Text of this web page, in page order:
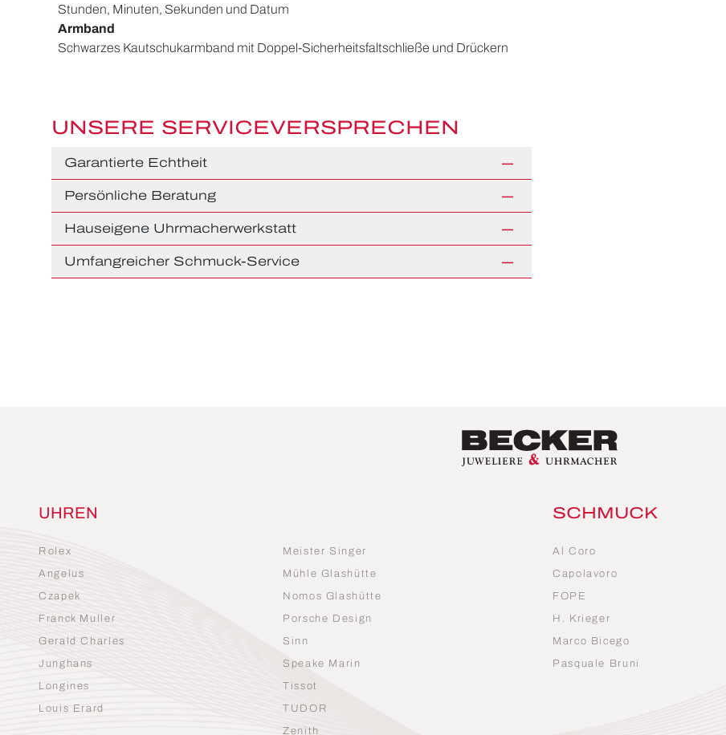
Stunden, Minuten, Sekunden und Datum
Armband
Schwarzes Kautschukarmband mit Doppel-Sicherheitsfaltschließe und Drückern
UNSERE SERVICEVERSPRECHEN
Garantierte Echtheit
Persönliche Beratung
Hauseigene Uhrmacherwerkstatt
Umfangreicher Schmuck-Service
UHREN
Rolex
Angelus
Czapek
Franck Muller
Gerald Charles
Junghans
Longines
Louis Erard
Meister Singer
Mühle Glashütte
Nomos Glashütte
Porsche Design
Sinn
Speake Marin
Tissot
TUDOR
Zenith
SCHMUCK
Al Coro
Capolavoro
FOPE
H. Krieger
Marco Bicego
Pasquale Bruni